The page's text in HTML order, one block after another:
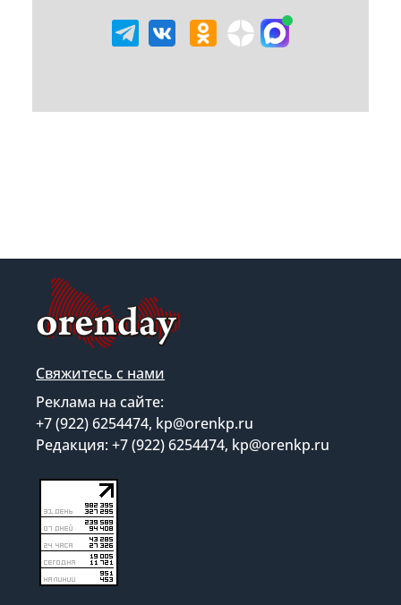
Свяжитесь с нами
Реклама на сайте:
+7 (922) 6254474, kp@orenkp.ru
Редакция: +7 (922) 6254474, kp@orenkp.ru